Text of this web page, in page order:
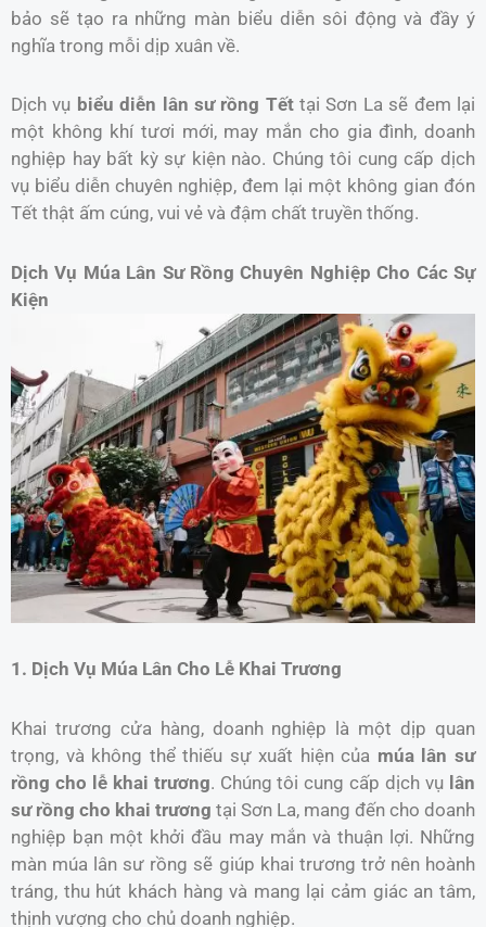
bảo sẽ tạo ra những màn biểu diễn sôi động và đầy ý
nghĩa trong mỗi dịp xuân về.
Dịch vụ biểu diễn lân sư rồng Tếttại Sơn La sẽ đem lại
một không khí tươi mới, may mắn cho gia đình, doanh
nghiệp hay bất kỳ sự kiện nào. Chúng tôi cung cấp dịch
vụ biểu diễn chuyên nghiệp, đem lại một không gian đón
Tết thật ấm cúng, vui vẻ và đậm chất truyền thống.
Dịch Vụ Múa Lân Sư Rồng Chuyên Nghiệp Cho Các Sự
Kiện
1. Dịch Vụ Múa Lân Cho Lễ Khai Trương
Khai trương cửa hàng, doanh nghiệp là một dịp quan
trọng, và không thể thiếu sự xuất hiện của múa lân sư
rồng cho lễ khai trương. Chúng tôi cung cấp dịch vụ lân
sư rồng cho khai trương tại Sơn La, mang đến cho doanh
nghiệp bạn một khởi đầu may mắn và thuận lợi. Những
màn múa lân sư rồng sẽ giúp khai trương trở nên hoành
tráng, thu hút khách hàng và mang lại cảm giác an tâm,
thịnh vượng cho chủ doanh nghiệp.